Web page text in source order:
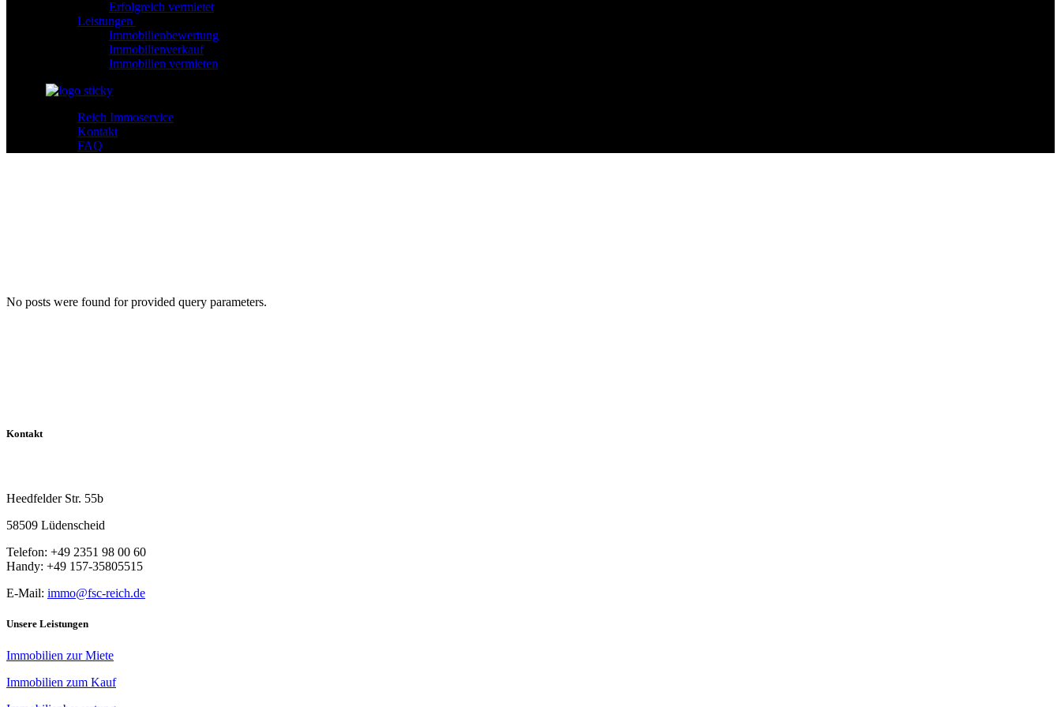
Erfolgreich vermietet
Leistungen
Immobilienbewertung
Immobilienverkauf
Immobilien vermieten
Reich Immoservice
Kontakt
FAQ
No posts were found for provided query parameters.
Kontakt
Heedfelder Str. 55b
58509 Lüdenscheid
Telefon: +49 2351 98 00 60
Handy: +49 157-35805515
E-Mail: immo@fsc-reich.de
Unsere Leistungen
Immobilien zur Miete
Immobilien zum Kauf